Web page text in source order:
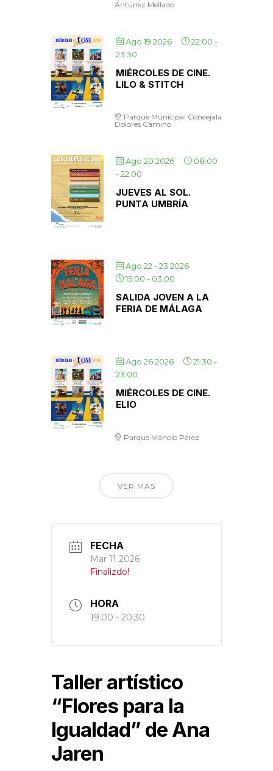
Antúnez Mellado
Ago 19 2026 22:00 -
23:30
MIÉRCOLES DE CINE.
LILO & STITCH
Parque Municipal Concejala
Dolores Camino
Ago 20 2026
08:00
-22:00
JUEVES AL SOL.
PUNTA UMBRÍA
Ago 22 - 23 2026
15:00 - 03:00
SALIDA JOVEN A LA
FERIA DE MÁLAGA
Ago 26 2026 21:30 -
23:00
MIÉRCOLES DE CINE.
ELIO
Parque Manolo Pérez
VER MÁS
FECHA
Mar 11 2026
Finalizdo!
HORA
19:00 - 20:30
Taller artístico
“Flores para la
Igualdad” de Ana
Jaren